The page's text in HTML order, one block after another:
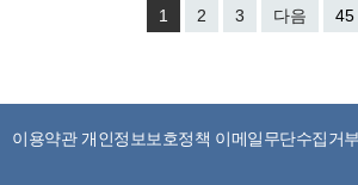
1 2 3 다음 45
이용약관 개인정보보호정책 이메일무단수집거부